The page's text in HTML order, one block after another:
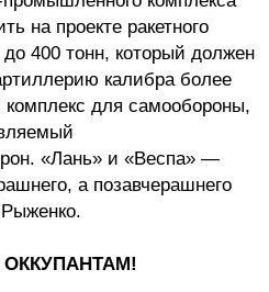
на проекте ракетного
400 тонн, который должен
калибра более
для самообороны,
«Лань» и «Веспа» —
а позавчерашнего